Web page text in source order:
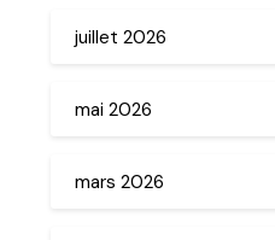
juillet 2026
mai 2026
mars 2026